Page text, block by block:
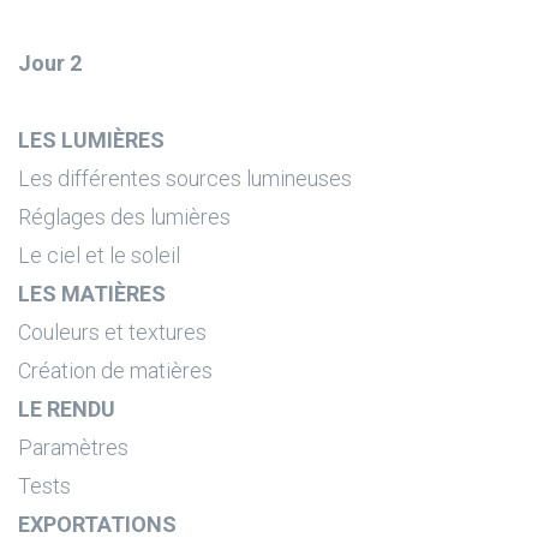
Jour 2
LES LUMIÈRES
Les différentes sources lumineuses
Réglages des lumières
Le ciel et le soleil
LES MATIÈRES
Couleurs et textures
Création de matières
LE RENDU
Paramètres
Tests
EXPORTATIONS